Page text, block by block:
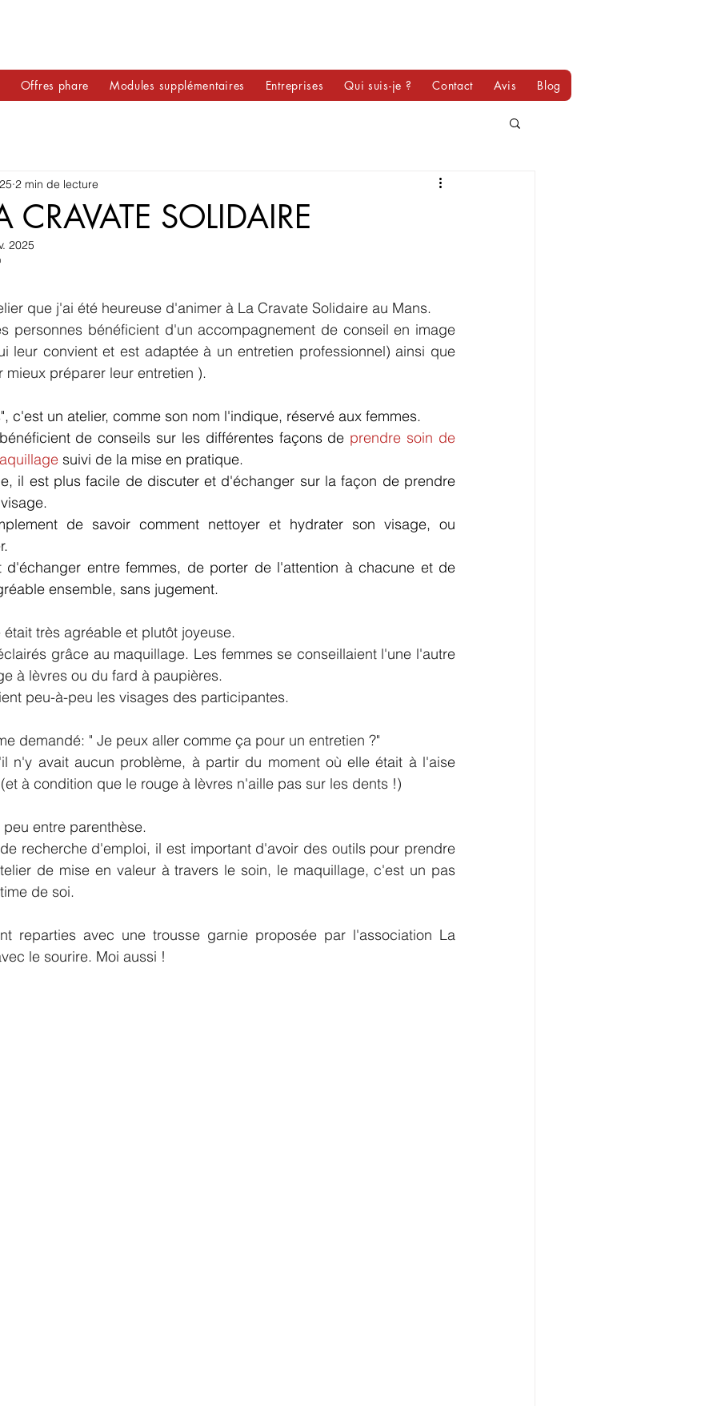
Offres phare Modules supplémentaires Entreprises Qui suis-je ? Contact Avis Blog
CRAVATE SOLIDAIRE
2 min de lecture
2025
que j'ai été heureuse d'animer à La Cravate Solidaire au Mans.
personnes bénéficient d'un accompagnement de conseil en image
leur convient et est adaptée à un entretien professionnel) ainsi que
mieux préparer leur entretien ).
c'est un atelier, comme son nom l'indique, réservé aux femmes.
de conseils sur les différentes façons de prendre soin de
suivi de la mise en pratique.
il est plus facile de discuter et d'échanger sur la façon de prendre
de savoir comment nettoyer et hydrater son visage, ou
entre femmes, de porter de l'attention à chacune et de
ensemble, sans jugement.
très agréable et plutôt joyeuse.
grâce au maquillage. Les femmes se conseillaient l'une l'autre
à lèvres ou du fard à paupières.
peu-à-peu les visages des participantes.
demandé: " Je peux aller comme ça pour un entretien ?"
n'y avait aucun problème, à partir du moment où elle était à l'aise
à condition que le rouge à lèvres n'aille pas sur les dents !)
entre parenthèse.
de mise en valeur à travers le soin, le maquillage, c'est un pas
de soi.
reparties avec une trousse garnie proposée par l'association La
le sourire. Moi aussi !